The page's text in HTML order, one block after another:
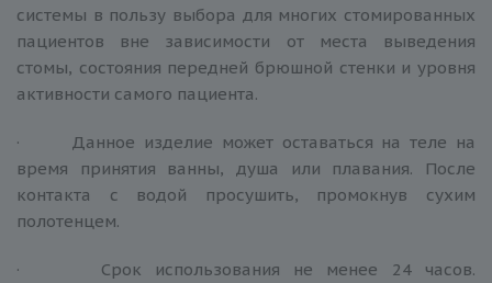
системы в пользу выбора для многих стомированных
пациентов вне зависимости от места выведения
стомы, состояния передней брюшной стенки и уровня
активности самого пациента.
· Данное изделие может оставаться на теле на
время принятия ванны, душа или плавания. После
контакта с водой просушить, промокнув сухим
полотенцем.
· Срок использования не менее 24 часов.